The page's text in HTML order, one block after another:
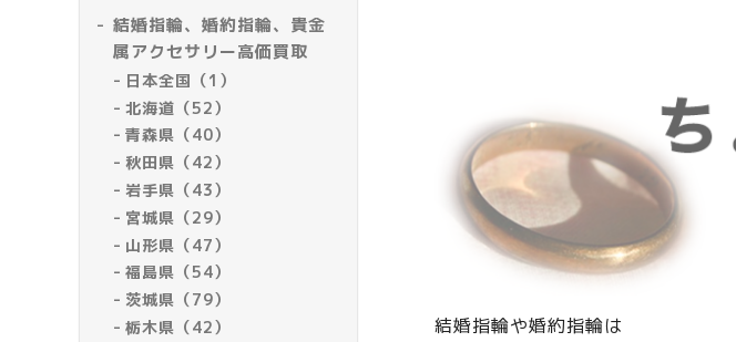
結婚指輪、婚約指輪、貴金
属アクセサリー高価買取
日本全国（1）
北海道（52）
青森県（40）
秋田県（42）
岩手県（43）
宮城県（29）
山形県（47）
福島県（54）
茨城県（79）
栃木県（42）
結婚指輪や婚約指輪は